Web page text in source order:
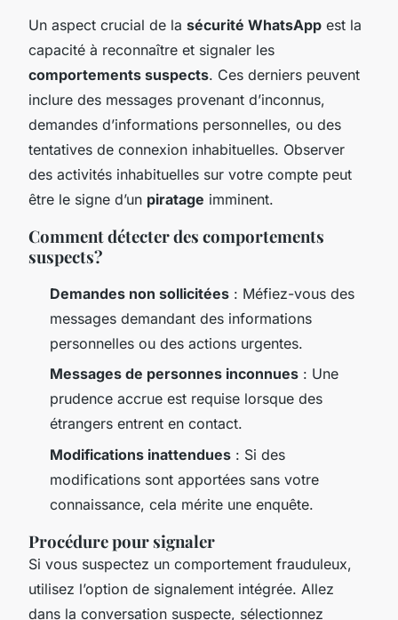
Un aspect crucial de la sécurité WhatsApp est la
capacité à reconnaître et signaler les
comportements suspects. Ces derniers peuvent
inclure des messages provenant d’inconnus,
demandes d’informations personnelles, ou des
tentatives de connexion inhabituelles. Observer
des activités inhabituelles sur votre compte peut
être le signe d’un piratage imminent.
Comment détecter des comportements
suspects?
Demandes non sollicitées : Méfiez-vous des
messages demandant des informations
personnelles ou des actions urgentes.
Messages de personnes inconnues : Une
prudence accrue est requise lorsque des
étrangers entrent en contact.
Modifications inattendues : Si des
modifications sont apportées sans votre
connaissance, cela mérite une enquête.
Procédure pour signaler
Si vous suspectez un comportement frauduleux,
utilisez l’option de signalement intégrée. Allez
dans la conversation suspecte, sélectionnez